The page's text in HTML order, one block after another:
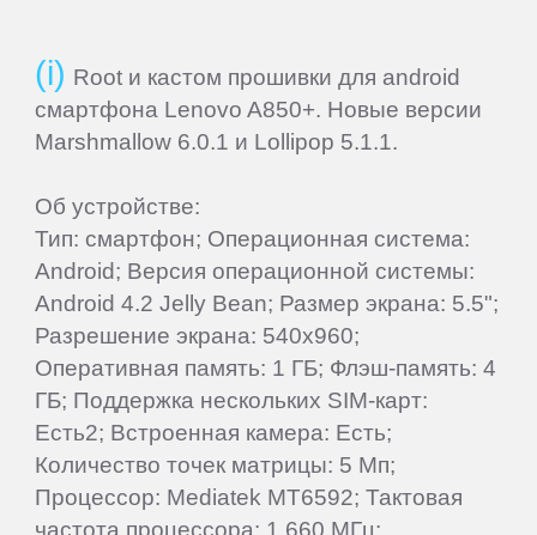
Root и кастом прошивки для android
смартфона Lenovo A850+. Новые версии
Marshmallow 6.0.1 и Lollipop 5.1.1.
Об устройстве:
Тип: смартфон; Операционная система:
Android; Версия операционной системы:
Android 4.2 Jelly Bean; Размер экрана: 5.5";
Разрешение экрана: 540x960;
Оперативная память: 1 ГБ; Флэш-память: 4
ГБ; Поддержка нескольких SIM-карт:
Есть2; Встроенная камера: Есть;
Количество точек матрицы: 5 Мп;
Процессор: Mediatek MT6592; Тактовая
частота процессора: 1 660 МГц;